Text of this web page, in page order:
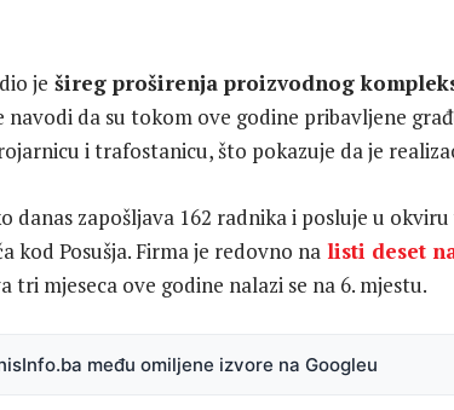
je šireg proširenja proizvodnog
navodi da su tokom ove godine pribavljene
i trafostanicu, što pokazuje da je
danas zapošljava 162 radnika i posluje u
kod Posušja. Firma je redovno na listi deset
tri mjeseca ove godine nalazi se na 6. mjestu.
među omiljene izvore na Googleu